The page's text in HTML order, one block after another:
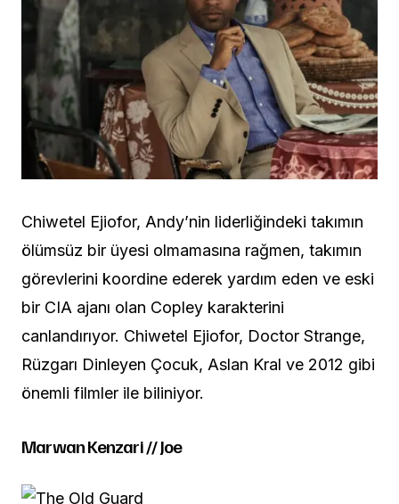
Chiwetel Ejiofor, Andy’nin liderliğindeki takımın
ölümsüz bir üyesi olmamasına rağmen, takımın
görevlerini koordine ederek yardım eden ve eski
bir CIA ajanı olan Copley karakterini
canlandırıyor. Chiwetel Ejiofor, Doctor Strange,
Rüzgarı Dinleyen Çocuk, Aslan Kral ve 2012 gibi
önemli filmler ile biliniyor.
Marwan Kenzari // Joe